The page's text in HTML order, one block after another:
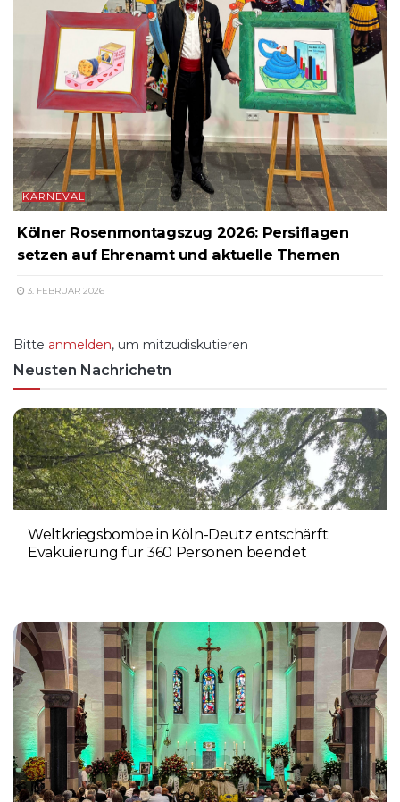
KARNEVAL
Kölner Rosenmontagszug 2026: Persiflagen
setzen auf Ehrenamt und aktuelle Themen
3. FEBRUAR 2026
Bitte anmelden, um mitzudiskutieren
Neusten Nachrichetn
Weltkriegsbombe in Köln-Deutz entschärft:
Evakuierung für 360 Personen beendet